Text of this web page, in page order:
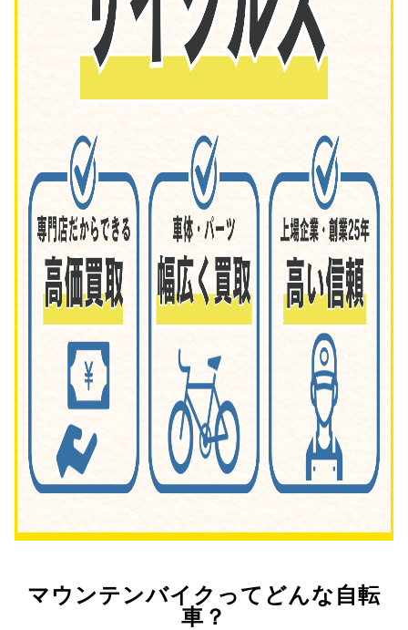
マウンテンバイクってどんな自転
車？